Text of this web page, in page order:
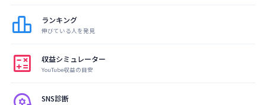
leaderboard ランキング
伸びている人を発見
calculate 収益シミュレーター
YouTube収益の目安
SNS診断